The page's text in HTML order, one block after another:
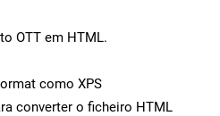
OTT em HTML.
como XPS
converter o ficheiro HTML